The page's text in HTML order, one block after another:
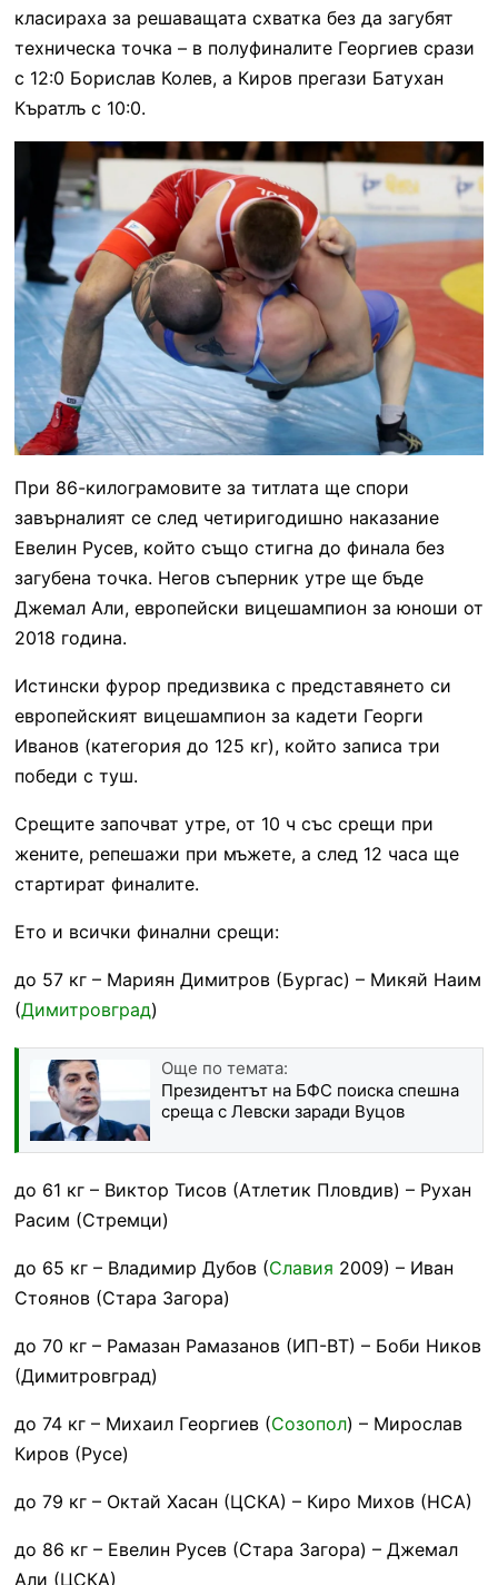
класираха за решаващата схватка без да загубят
техническа точка – в полуфиналите Георгиев срази
с 12:0 Борислав Колев, а Киров прегази Батухан
Къратлъ с 10:0.
При 86-килограмовите за титлата ще спори
завърналият се след четиригодишно наказание
Евелин Русев, който също стигна до финала без
загубена точка. Негов съперник утре ще бъде
Джемал Али, европейски вицешампион за юноши от
2018 година.
Истински фурор предизвика с представянето си
европейският вицешампион за кадети Георги
Иванов (категория до 125 кг), който записа три
победи с туш.
Срещите започват утре, от 10 ч със срещи при
жените, репешажи при мъжете, а след 12 часа ще
стартират финалите.
Ето и всички финални срещи:
до 57 кг – Мариян Димитров (Бургас) – Микяй Наим
(Димитровград)
Още по темата:
Президентът на БФС поиска спешна
среща с Левски заради Вуцов
до 61 кг – Виктор Тисов (Атлетик Пловдив) – Рухан
Расим (Стремци)
до 65 кг – Владимир Дубов (Славия 2009) – Иван
Стоянов (Стара Загора)
до 70 кг – Рамазан Рамазанов (ИП-ВТ) – Боби Ников
(Димитровград)
до 74 кг – Михаил Георгиев (Созопол) – Мирослав
Киров (Русе)
до 79 кг – Октай Хасан (ЦСКА) – Киро Михов (НСА)
до 86 кг – Евелин Русев (Стара Загора) – Джемал
Али (ЦСКА)